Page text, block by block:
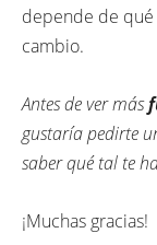
depende de qué
cambio.
Antes de ver más
gustaría pedirte
saber qué tal te
¡Muchas gracias!